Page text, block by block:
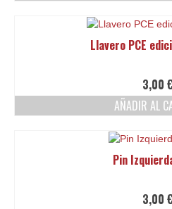
Llavero PCE
3,00
AÑADIR AL
Pin
3,00